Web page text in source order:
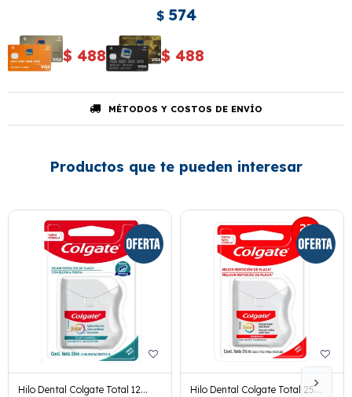
$ 574
$ 488 $ 488
MÉTODOS Y COSTOS DE ENVÍO
Productos que te pueden interesar
Hilo Dental Colgate Total 12
Hilo Dental Colgate Total 25